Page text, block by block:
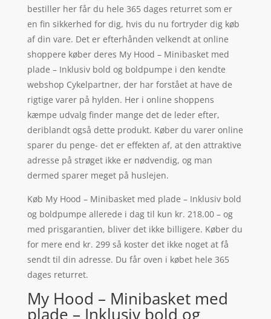
bestiller her får du hele 365 dages returret som er
en fin sikkerhed for dig, hvis du nu fortryder dig køb
af din vare. Det er efterhånden velkendt at online
shoppere køber deres My Hood – Minibasket med
plade – Inklusiv bold og boldpumpe i den kendte
webshop Cykelpartner, der har forstået at have de
rigtige varer på hylden. Her i online shoppens
kæmpe udvalg finder mange det de leder efter,
deriblandt også dette produkt. Køber du varer online
sparer du penge- det er effekten af, at den attraktive
adresse på strøget ikke er nødvendig, og man
dermed sparer meget på huslejen.
Køb My Hood – Minibasket med plade – Inklusiv bold
og boldpumpe allerede i dag til kun kr. 218.00 – og
med prisgarantien, bliver det ikke billigere. Køber du
for mere end kr. 299 så koster det ikke noget at få
sendt til din adresse. Du får oven i købet hele 365
dages returret.
My Hood – Minibasket med
plade – Inklusiv bold og